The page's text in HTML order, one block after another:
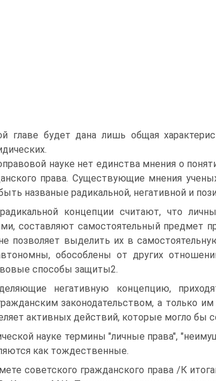
главе будет дана лишь общая
науке нет единства мнения о
права. Существующие мнения
названые радикальной, негативной и
концепции считают, что
составляют самостоятельный предмет
позволяет выделить их в
обособлены от других
способы защиты2.
негативную концепцию,
законодательством, а только
активных действий, которые могло бы
науке термины "личные права",
как тождественные.
советского гражданского права /К